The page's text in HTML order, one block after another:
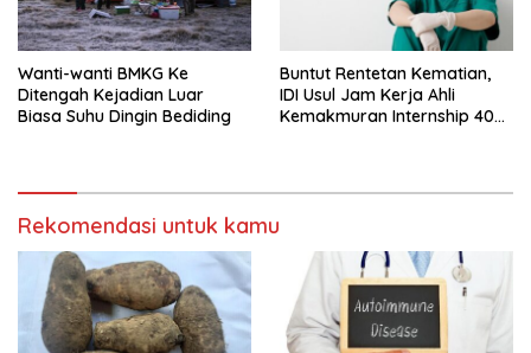
Wanti-wanti BMKG Ke
Ditengah Kejadian Luar
Biasa Suhu Dingin Bediding
Buntut Rentetan Kematian,
IDI Usul Jam Kerja Ahli
Kemakmuran Internship 40
Rekomendasi untuk kamu